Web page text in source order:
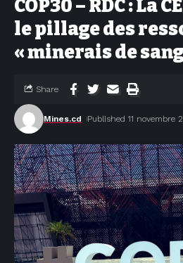
COP30 – RDC : La
le pillage des
« minerais de
Mines.cd Published 11 novembre
Share